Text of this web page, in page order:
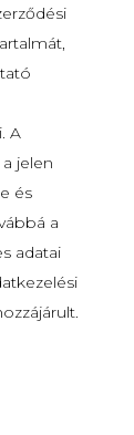
A
jelen
és
a
adatai